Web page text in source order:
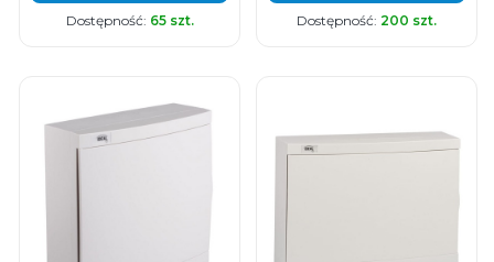
Dostępność: 65 szt. Dostępność: 200 szt.